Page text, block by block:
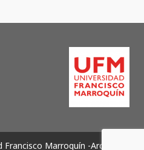
Marroquín -Archivos